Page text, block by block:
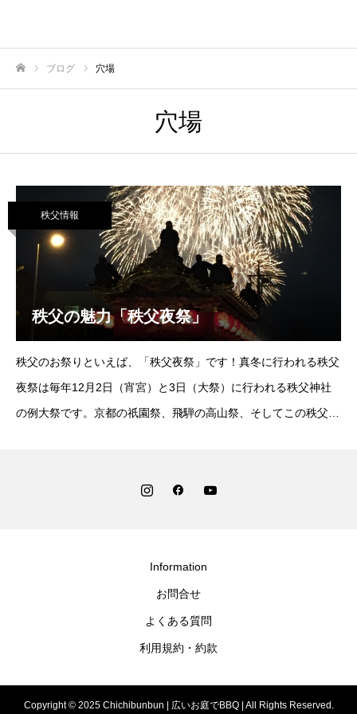
ブログ 穴場
穴場
秩父情報
秩父の魅力「秩父夜祭」
秩父のお祭りといえば、「秩父夜祭」です！真冬に行われる秩父
夜祭は毎年12月2日（宵宮）と3日（大祭）に行われる秩父神社
の例大祭です。京都の祇園祭、飛騨の高山祭、そしてこの秩父夜
Information
お問合せ
よくある質問
利用規約・約款
Copyright © 2025 Chichibunbun | 広いお庭でBBQ | All Rights Reserved.